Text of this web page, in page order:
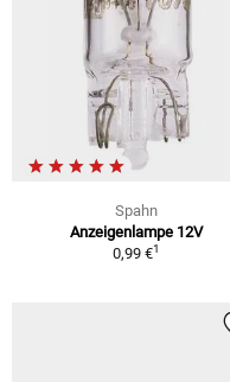
Spahn
Anzeigenlampe 12V
0,99 €1